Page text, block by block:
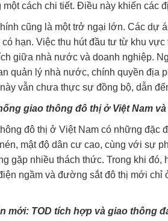
cách chi tiết. Điều này khiến các
cũng là một trở ngại lớn. Các dự
hạn. Việc thu hút đầu tư từ khu
giữa nhà nước và doanh nghiệp.
quản lý nhà nước, chính quyền địa
vẫn chưa thực sự đồng bộ, dẫn
giao thông đô thị ở Việt Nam
đô thị ở Việt Nam có những đặc
mật độ dân cư cao, cùng với sự
gặp nhiều thách thức. Trong khi
ngầm và đường sắt đô thị mới chỉ
mới: TOD tích hợp và giao thông